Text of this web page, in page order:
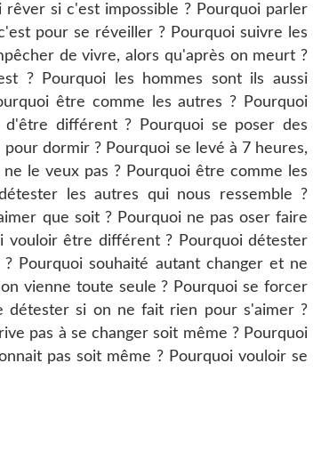
si c'est impossible ? Pourquoi parler
pour se réveiller ? Pourquoi suivre les
de vivre, alors qu'après on meurt ?
? Pourquoi les hommes sont ils aussi
être comme les autres ? Pourquoi
différent ? Pourquoi se poser des
dormir ? Pourquoi se levé à 7 heures,
le veux pas ? Pourquoi être comme les
les autres qui nous ressemble ?
que soit ? Pourquoi ne pas oser faire
vouloir être différent ? Pourquoi détester
Pourquoi souhaité autant changer et ne
vienne toute seule ? Pourquoi se forcer
détester si on ne fait rien pour s'aimer ?
pas à se changer soit même ? Pourquoi
pas soit même ? Pourquoi vouloir se